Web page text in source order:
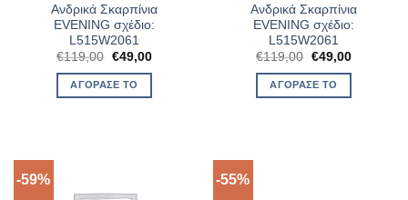
Ανδρικά Σκαρπίνια
EVENING σχέδιο:
L515W2061
€119,00 Original
was:
€119,00.
€49,00Η
ΑΓΌΡΑΣΈ ΤΟ
Ανδρικά Σκαρπίνια
EVENING σχέδιο:
L515W2061
€119,00 Original
was:
€119,00.
€49,00Η
ΑΓΌΡΑΣΈ ΤΟ
-59% -55%